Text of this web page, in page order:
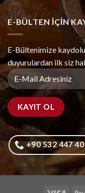
Lokumu
için
Etkisi
için
E-BÜLTEN IÇIN
E-Bültenimize
duyurulardan ilk siz
+90 532 447